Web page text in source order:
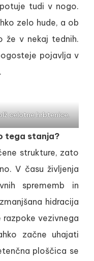
tudi v nogo.
zelo hude, a ob
že v nekaj tednih.
pojavlja v
celotne hrbtenice.
tega stanja?
strukture, zato
V času življenja
sprememb in
hidracija
vezivnega
začne uhajati
ploščica se